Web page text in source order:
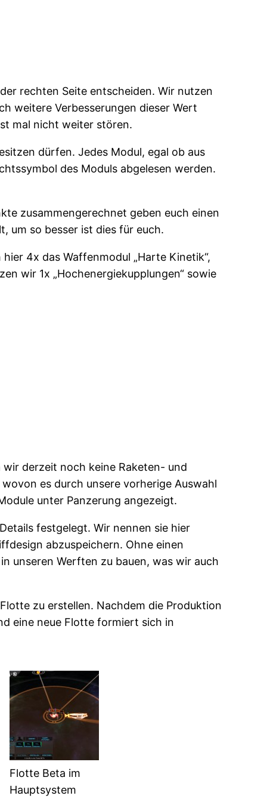
rechten Seite entscheiden. Wir nutzen
weitere Verbesserungen dieser Wert
mal nicht weiter stören.
dürfen. Jedes Modul, egal ob aus
des Moduls abgelesen werden.
zusammengerechnet geben euch einen
um so besser ist dies für euch.
4x das Waffenmodul „Harte Kinetik“,
wir 1x „Hochenergiekupplungen“ sowie
derzeit noch keine Raketen- und
es durch unsere vorherige Auswahl
unter Panzerung angezeigt.
festgelegt. Wir nennen sie hier
abzuspeichern. Ohne einen
unseren Werften zu bauen, was wir auch
zu erstellen. Nachdem die Produktion
eine neue Flotte formiert sich in
Flotte Beta im
Hauptsystem